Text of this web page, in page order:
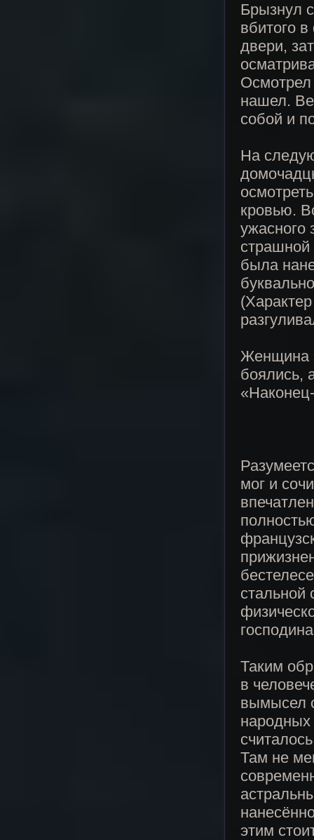
Брызнул
вбитого
двери,
Осмотрел
нашел.
собой и
На
кровью.
была
Женщина
боялись,
мог и
стальной
Таким
в
вымысел
народных
Там не
этим